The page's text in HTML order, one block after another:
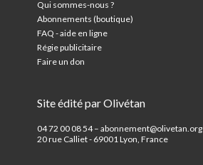
Qui sommes-nous ?
Abonnements (boutique)
FAQ - aide en ligne
Régie publicitaire
Faire un don
Site édité par Olivétan
04 72 00 08 54 – abonnement@olivetan.org
20 rue Calliet - 69001 Lyon, France